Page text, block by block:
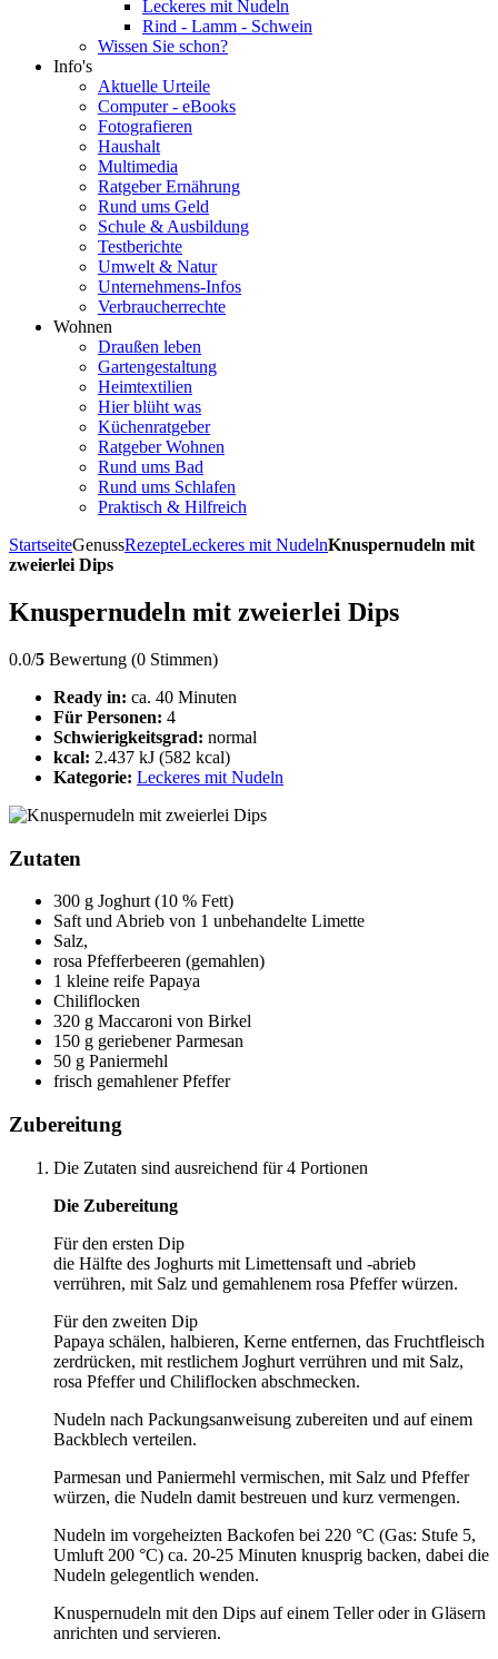
Leckeres mit Nudeln
Rind - Lamm - Schwein
Wissen Sie schon?
Info's
Aktuelle Urteile
Computer - eBooks
Fotografieren
Haushalt
Multimedia
Ratgeber Ernährung
Rund ums Geld
Schule & Ausbildung
Testberichte
Umwelt & Natur
Unternehmens-Infos
Verbraucherrechte
Wohnen
Draußen leben
Gartengestaltung
Heimtextilien
Hier blüht was
Küchenratgeber
Ratgeber Wohnen
Rund ums Bad
Rund ums Schlafen
Praktisch & Hilfreich
StartseiteGenussRezepteLeckeres mit NudelnKnuspernudeln mit
zweierlei Dips
Knuspernudeln mit zweierlei Dips
0.0/5 Bewertung (0 Stimmen)
Ready in: ca. 40 Minuten
Für Personen: 4
Schwierigkeitsgrad: normal
kcal: 2.437 kJ (582 kcal)
Kategorie: Leckeres mit Nudeln
Zutaten
300 g Joghurt (10 % Fett)
Saft und Abrieb von 1 unbehandelte Limette
Salz,
rosa Pfefferbeeren (gemahlen)
1 kleine reife Papaya
Chiliflocken
320 g Maccaroni von Birkel
150 g geriebener Parmesan
50 g Paniermehl
frisch gemahlener Pfeffer
Zubereitung
Die Zutaten sind ausreichend für 4 Portionen
Die Zubereitung
Für den ersten Dip
die Hälfte des Joghurts mit Limettensaft und -abrieb
verrühren, mit Salz und gemahlenem rosa Pfeffer würzen.
Für den zweiten Dip
Papaya schälen, halbieren, Kerne entfernen, das Fruchtfleisch
zerdrücken, mit restlichem Joghurt verrühren und mit Salz,
rosa Pfeffer und Chiliflocken abschmecken.
Nudeln nach Packungsanweisung zubereiten und auf einem
Backblech verteilen.
Parmesan und Paniermehl vermischen, mit Salz und Pfeffer
würzen, die Nudeln damit bestreuen und kurz vermengen.
Nudeln im vorgeheizten Backofen bei 220 °C (Gas: Stufe 5,
Umluft 200 °C) ca. 20-25 Minuten knusprig backen, dabei die
Nudeln gelegentlich wenden.
Knuspernudeln mit den Dips auf einem Teller oder in Gläsern
anrichten und servieren.